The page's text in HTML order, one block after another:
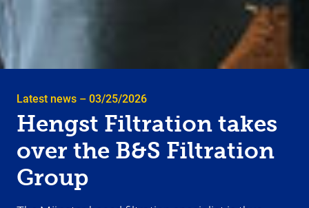
Latest news – 03/25/2026
Hengst Filtration takes
over the B&S Filtration
Group